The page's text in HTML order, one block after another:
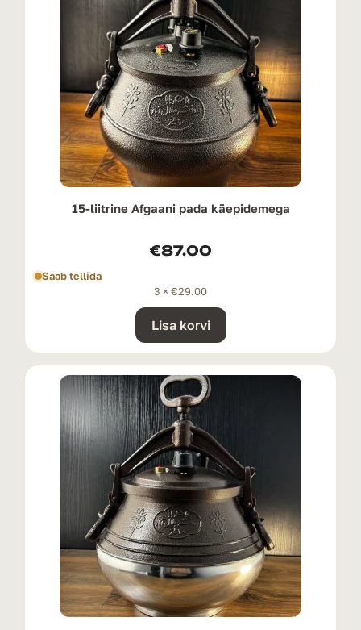
15-liitrine Afgaani pada käepidemega
€87.00
Saab tellida
3 × €29.00
Lisa korvi